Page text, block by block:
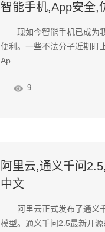
智能手机,App安全,
现如今智能手机已成为
便利。一些不法分子近期盯
Ap
9
阿里云,通义千问
中文
阿里云正式发布了通义
模型。通义千问2.5最新开